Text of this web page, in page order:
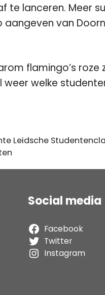
te lanceren. Meer
van
flamingo’s roze
welke
Leidsche
Social media
Facebook
Twitter
Instagram